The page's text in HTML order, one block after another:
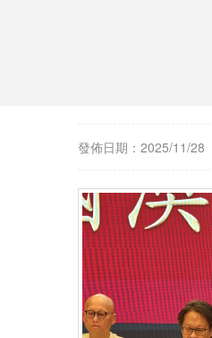
發佈日期：2025/11/28